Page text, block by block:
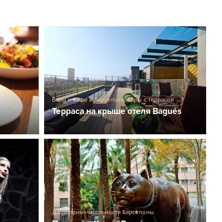
Бары и Кафе в Барселоне,Бары с террасой
Терраса на крыше отеля Bagués
Достопримечательности Барселоны